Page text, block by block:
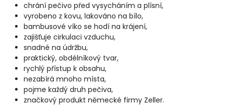
chrání pečivo před vysycháním a plísní,
vyrobeno z kovu, lakováno na bílo,
bambusové víko se hodí na krájení,
zajišťuje cirkulaci vzduchu,
snadné na údržbu,
praktický, obdélníkový tvar,
rychlý přístup k obsahu,
nezabírá mnoho místa,
pojme každý druh pečiva,
značkový produkt německé firmy Zeller.